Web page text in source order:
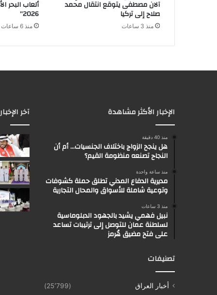
آلان مصطفى يتوقع انتقال محمد
صلاح إلى تركيا
منذ 3 ساعات
ألعاب البحر
2026”
منذ 6 ساعات
الإخبار الأكثر مشاهدة
منذ 40 دقيقة
هل ينجح الزواج باختلاف الجنسيات… أم أن
النجاح تصنعه منظومة القيم؟
منذ ساعة واحدة
مديرية الدفاع المدني تطلق حملة كشوفات
وتوعية شاملة للأسواق والمحال التجارية
منذ 3 ساعات
نبيل فهمي يشيد بالجهود الدبلوماسية
لسلطنة عمان للتوصل إلى ترتيبات تساعد
على فتح مضيق هُرمز
تصنيفات
أخبار العراق
(25٬799)
آخر